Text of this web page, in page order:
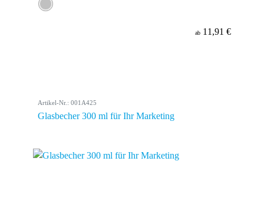
ab 11,91 €
Artikel-Nr.: 001A425
Glasbecher 300 ml für Ihr Marketing